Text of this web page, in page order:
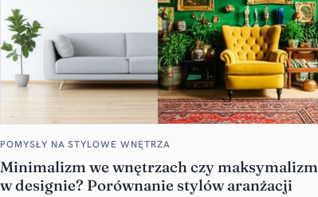
POMYSŁY NA STYLOWE WNĘTRZA
Minimalizm we wnętrzach czy maksymalizm
w designie? Porównanie stylów aranżacji